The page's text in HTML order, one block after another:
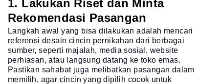
1. Lakukan Riset dan Minta
Rekomendasi Pasangan
Langkah awal yang bisa dilakukan adalah mencari
referensi desain cincin pernikahan dari berbagai
sumber, seperti majalah, media sosial, website
perhiasan, atau langsung datang ke toko emas.
Pastikan sahabat juga melibatkan pasangan dalam
memilih, agar cincin yang dipilih cocok untuk